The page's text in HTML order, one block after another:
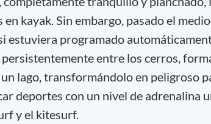
en kayak. Sin embargo, pasado el
estuviera programado
entre los cerros,
lago, transformándolo en peligroso
deportes con un nivel de adrenalina
y el kitesurf.